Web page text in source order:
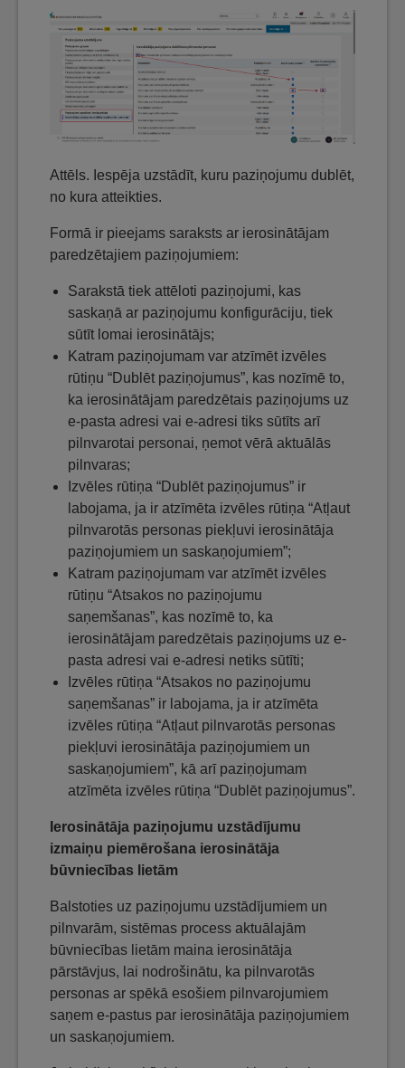
Attēls. Iespēja uzstādīt, kuru paziņojumu dublēt,
no kura atteikties.
Formā ir pieejams saraksts ar ierosinātājam
paredzētajiem paziņojumiem:
Sarakstā tiek attēloti paziņojumi, kas
saskaņā ar paziņojumu konfigurāciju, tiek
sūtīt lomai ierosinātājs;
Katram paziņojumam var atzīmēt izvēles
rūtiņu “Dublēt paziņojumus”, kas nozīmē to,
ka ierosinātājam paredzētais paziņojums uz
e-pasta adresi vai e-adresi tiks sūtīts arī
pilnvarotai personai, ņemot vērā aktuālās
pilnvaras;
Izvēles rūtiņa “Dublēt paziņojumus” ir
labojama, ja ir atzīmēta izvēles rūtiņa “Atļaut
pilnvarotās personas piekļuvi ierosinātāja
paziņojumiem un saskaņojumiem”;
Katram paziņojumam var atzīmēt izvēles
rūtiņu “Atsakos no paziņojumu
saņemšanas”, kas nozīmē to, ka
ierosinātājam paredzētais paziņojums uz e-
pasta adresi vai e-adresi netiks sūtīti;
Izvēles rūtiņa “Atsakos no paziņojumu
saņemšanas” ir labojama, ja ir atzīmēta
izvēles rūtiņa “Atļaut pilnvarotās personas
piekļuvi ierosinātāja paziņojumiem un
saskaņojumiem”, kā arī paziņojumam
atzīmēta izvēles rūtiņa “Dublēt paziņojumus”.
Ierosinātāja paziņojumu uzstādījumu
izmaiņu piemērošana ierosinātāja
būvniecības lietām
Balstoties uz paziņojumu uzstādījumiem un
pilnvarām, sistēmas process aktuālajām
būvniecības lietām maina ierosinātāja
pārstāvjus, lai nodrošinātu, ka pilnvarotās
personas ar spēkā esošiem pilnvarojumiem
saņem e-pastus par ierosinātāja paziņojumiem
un saskaņojumiem.